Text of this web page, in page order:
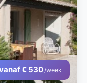
vanaf € 530 /week